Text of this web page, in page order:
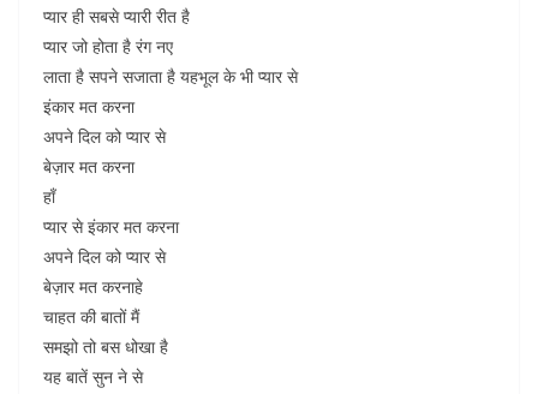
प्यार ही सबसे प्यारी रीत है
प्यार जो होता है रंग नए
लाता है सपने सजाता है यहभूल के भी प्यार से
इंकार मत करना
अपने दिल को प्यार से
बेज़ार मत करना
हाँ
प्यार से इंकार मत करना
अपने दिल को प्यार से
बेज़ार मत करनाहे
चाहत की बातों मैं
समझो तो बस धोखा है
यह बातें सुन ने से